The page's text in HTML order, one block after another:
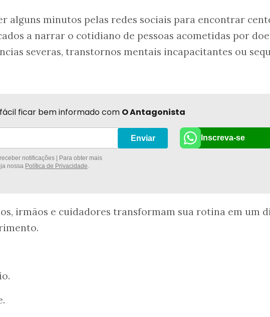
alguns minutos pelas redes sociais para encontrar
a narrar o cotidiano de pessoas acometidas por
severas, transtornos mentais incapacitantes ou
ficar bem informado com O Antagonista
notificações | Para obter mais
nossa Política de Privacidade.
Enviar Inscreva-se
irmãos e cuidadores transformam sua rotina em um